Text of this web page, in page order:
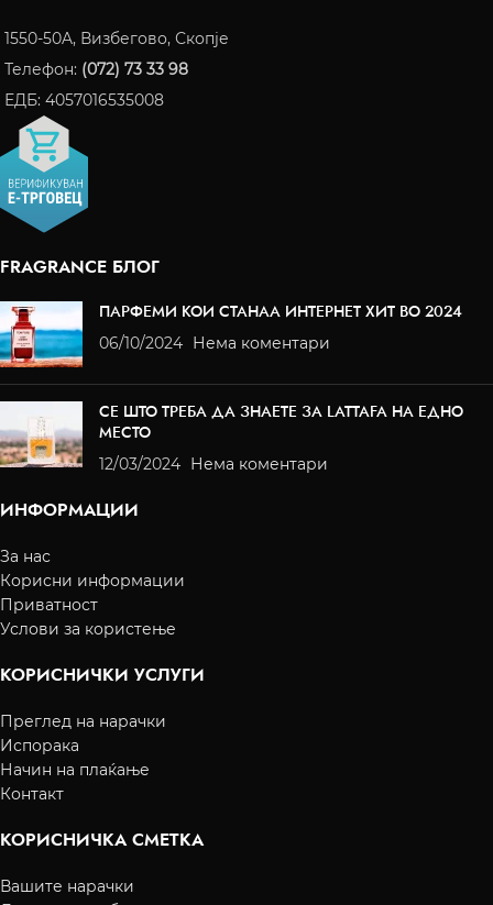
1550-50A, Визбегово, Скопје
Телефон: (072) 73 33 98
ЕДБ: 4057016535008
FRAGRANCE БЛОГ
ПАРФЕМИ КОИ СТАНАА ИНТЕРНЕТ ХИТ ВО 2024
06/10/2024 Нема коментари
СЕ ШТО ТРЕБА ДА ЗНАЕТЕ ЗА LATTAFA НА ЕДНО
МЕСТО
12/03/2024 Нема коментари
ИНФОРМАЦИИ
За нас
Корисни информации
Приватност
Услови за користење
КОРИСНИЧКИ УСЛУГИ
Преглед на нарачки
Испорака
Начин на плаќање
Контакт
КОРИСНИЧКА СМЕТКА
Вашите нарачки